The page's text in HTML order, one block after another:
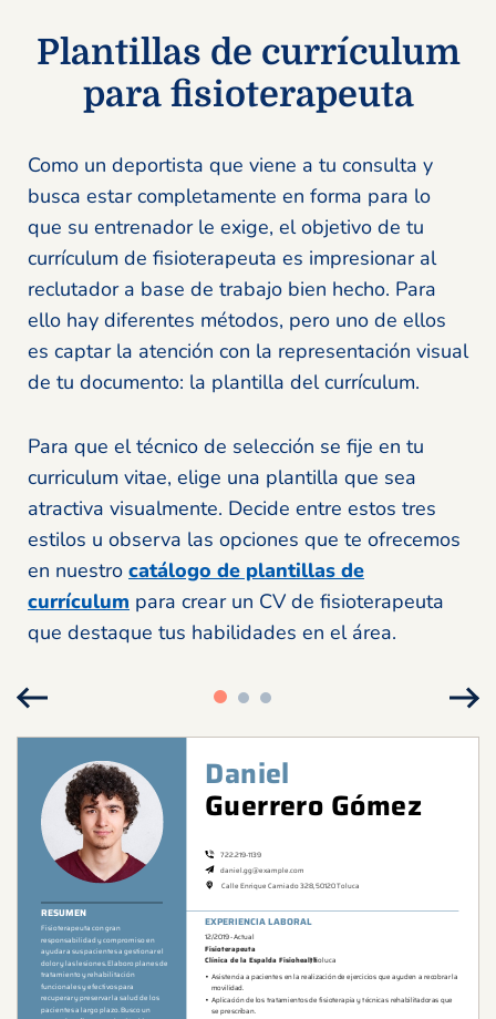
Plantillas de currículum
para fisioterapeuta
Como un deportista que viene a tu consulta y
busca estar completamente en forma para lo
que su entrenador le exige, el objetivo de tu
currículum de fisioterapeuta es impresionar al
reclutador a base de trabajo bien hecho. Para
ello hay diferentes métodos, pero uno de ellos
es captar la atención con la representación visual
de tu documento: la plantilla del currículum.
Para que el técnico de selección se fije en tu
curriculum vitae, elige una plantilla que sea
atractiva visualmente. Decide entre estos tres
estilos u observa las opciones que te ofrecemos
en nuestro catálogo de plantillas de
currículum para crear un CV de fisioterapeuta
que destaque tus habilidades en el área.